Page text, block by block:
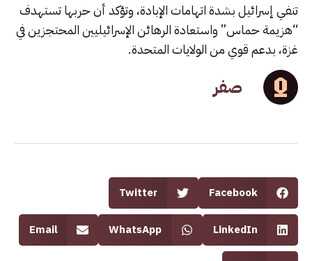
تنفي إسرائيل بشدة اتهامات الإبادة، وتؤكد أن حربها تستهدف
“هزيمة حماس” واستعادة الرهائن الإسرائيليين المحتجزين في
غزة، بدعم قوي من الولايات المتحدة.
صفر
Facebook
Twitter
LinkedIn
WhatsApp
Email